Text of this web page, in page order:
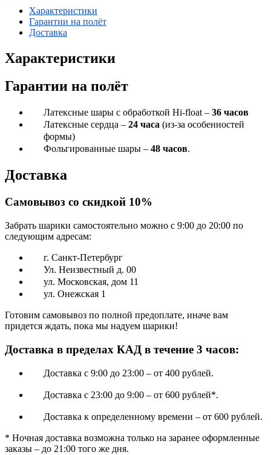
Характеристики
Гарантии на полёт
Доставка
Характеристики
Гарантии на полёт
Латексные шары с обработкой Hi-float – 36 часов
Латексные сердца – 24 часа (из-за особенностей
формы)
Фольгированные шары – 48 часов.
Доставка
Самовывоз со скидкой 10%
Забрать шарики самостоятельно можно с 9:00 до 20:00 по
следующим адресам:
г. Санкт-Петербург
Ул. Неизвестный д. 00
ул. Московская, дом 11
ул. Онежская 1
Готовим самовывоз по полной предоплате, иначе вам
придется ждать, пока мы надуем шарики!
Доставка в пределах КАД в течение 3 часов:
Доставка с 9:00 до 23:00 – от 400 рублей.
Доставка с 23:00 до 9:00 – от 600 рублей*.
Доставка к определенному времени – от 600 рублей.
* Ночная доставка возможна только на заранее оформленные
заказы – до 21:00 того же дня.